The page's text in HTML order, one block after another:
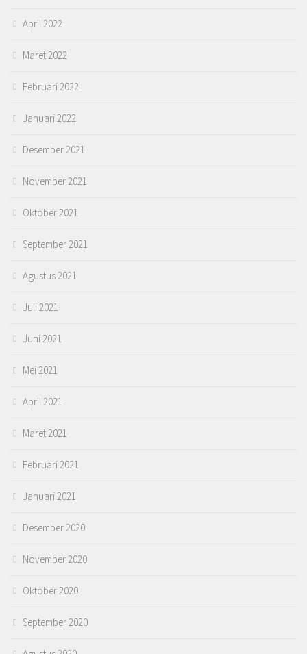
April 2022
Maret 2022
Februari 2022
Januari 2022
Desember 2021
November 2021
Oktober 2021
September 2021
Agustus 2021
Juli 2021
Juni 2021
Mei 2021
April 2021
Maret 2021
Februari 2021
Januari 2021
Desember 2020
November 2020
Oktober 2020
September 2020